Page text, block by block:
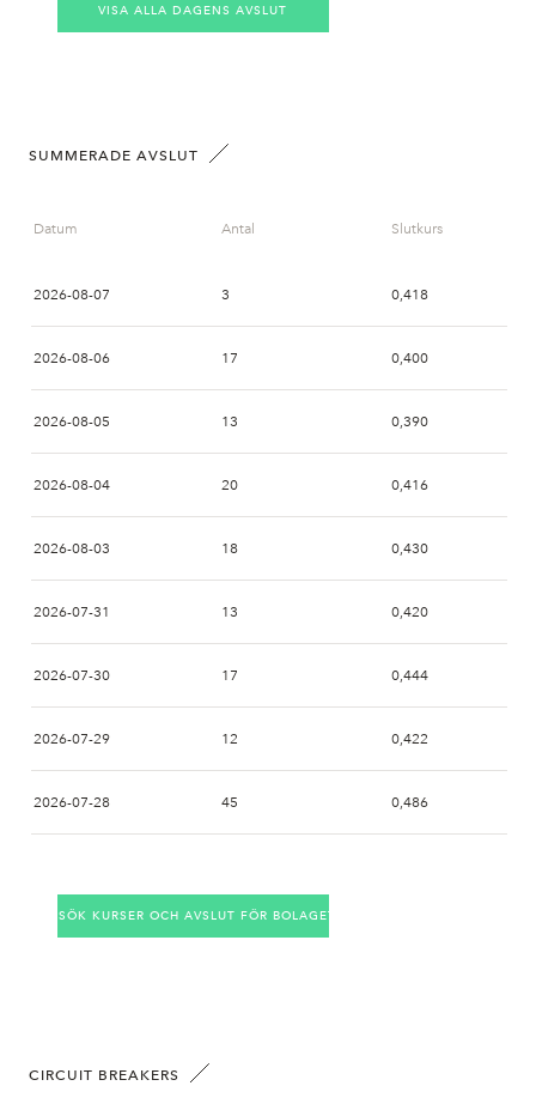
VISA ALLA DAGENS AVSLUT
SUMMERADE AVSLUT
Datum Antal Slutkurs
2026-08-07 3 0,418
2026-08-06 17 0,400
2026-08-05 13 0,390
2026-08-04 20 0,416
2026-08-03 18 0,430
2026-07-31 13 0,420
2026-07-30 17 0,444
2026-07-29 12 0,422
2026-07-28 45 0,486
SÖK KURSER OCH AVSLUT FÖR BOLAGET
CIRCUIT BREAKERS